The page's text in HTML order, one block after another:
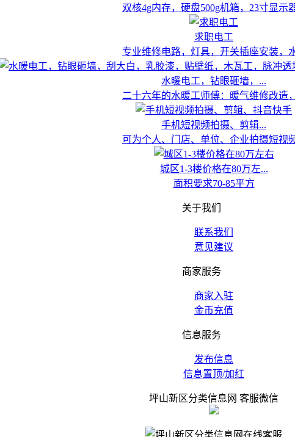
双核4g内存，硬盘500g机箱，23寸显示
求职电工
专业维修电路，灯具，开关插座安装，
水暖电工，钻眼砸墙，...
二十六年的水暖工师傅：暖气维修改造
手机短视频拍摄、剪辑...
可为个人、门店、单位、企业拍摄短视
城区1-3楼价格在80万左...
面积要求70-85平方
关于我们
联系我们
意见建议
商家服务
商家入驻
金币充值
信息服务
发布信息
信息置顶/加红
坪山新区分类信息网 客服微信